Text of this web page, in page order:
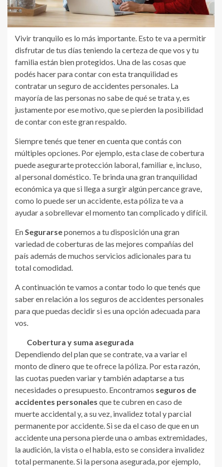
Vivir tranquilo es lo más importante. Esto te va a permitir
disfrutar de tus días teniendo la certeza de que vos y tu
familia están bien protegidos. Una de las cosas que
podés hacer para contar con esta tranquilidad es
contratar un seguro de accidentes personales. La
mayoría de las personas no sabe de qué se trata y, es
justamente por ese motivo, que se pierden la posibilidad
de contar con este gran respaldo.
Siempre tenés que tener en cuenta que contás con
múltiples opciones. Por ejemplo, esta clase de cobertura
puede asegurarte protección laboral, familiar e, incluso,
al personal doméstico. Te brinda una gran tranquilidad
económica ya que si llega a surgir algún percance grave,
como lo puede ser un accidente, esta póliza te va a
ayudar a sobrellevar el momento tan complicado y difícil.
EnSegurarseponemos a tu disposición una gran
variedad de coberturas de las mejores compañías del
país además de muchos servicios adicionales para tu
total comodidad.
A continuación te vamos a contar todo lo que tenés que
saber en relación a los seguros de accidentes personales
para que puedas decidir si es una opción adecuada para
vos.
Cobertura y suma asegurada
Dependiendo del plan que se contrate, va a variar el
monto de dinero que te ofrece la póliza. Por esta razón,
las cuotas pueden variar y también adaptarse a tus
necesidades o presupuesto. Encontramos seguros de
accidentes personales que te cubren en caso de
muerte accidental y, a su vez, invalidez total y parcial
permanente por accidente. Si se da el caso de que en un
accidente una persona pierde una o ambas extremidades,
la audición, la vista o el habla, esto se considera invalidez
total permanente. Si la persona asegurada, por ejemplo,